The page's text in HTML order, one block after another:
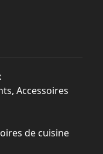
Accessoires
de cuisine